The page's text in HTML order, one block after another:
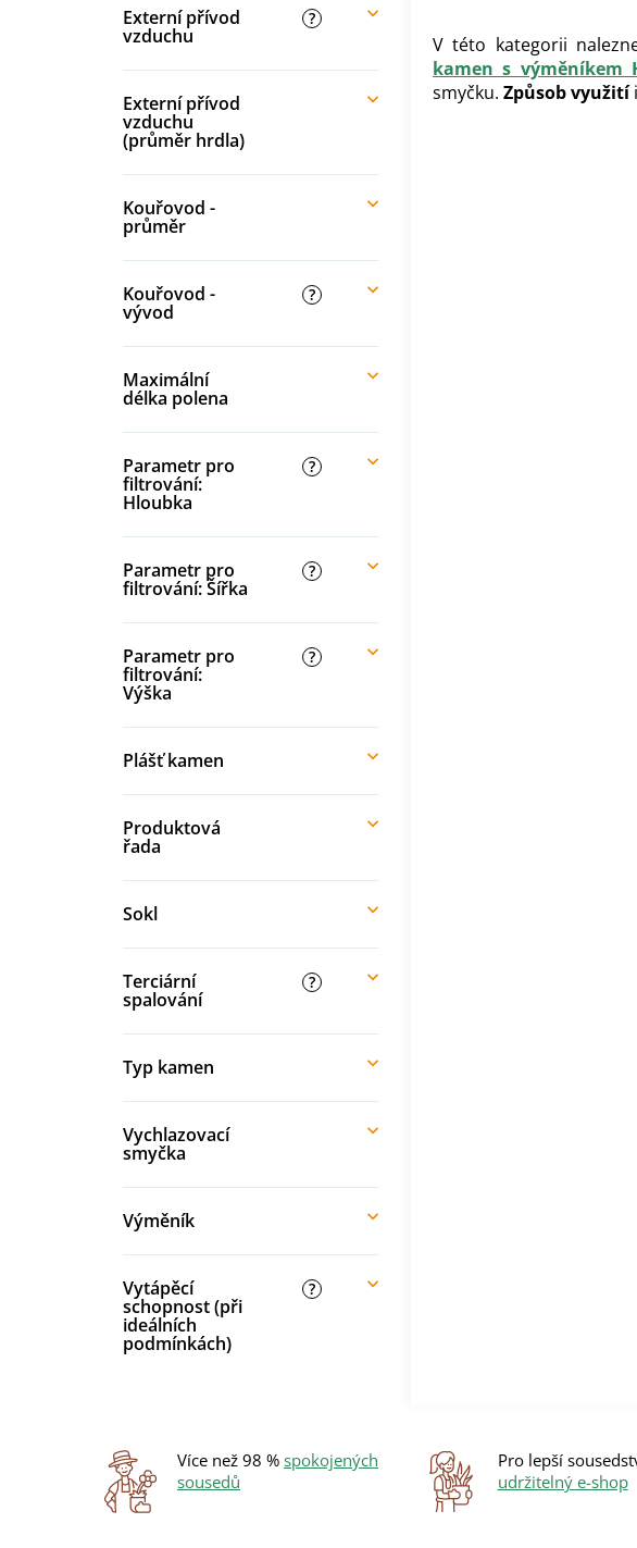
Externí přívod
vzduchu
?
Externí přívod
vzduchu
(průměr hrdla)
Kouřovod -
průměr
Kouřovod -
vývod
?
Maximální
délka polena
Parametr pro
filtrování:
Hloubka
?
Parametr pro
filtrování: Šířka
?
Parametr pro
filtrování:
Výška
?
Plášť kamen
Produktová
řada
Sokl
Terciární
spalování
?
Typ kamen
Vychlazovací
smyčka
Výměník
Vytápěcí
schopnost (při
ideálních
podmínkách)
?
V této kategorii
kamen s výměníkem
smyčku. Způsob využitíi
Více než 98 % spokojených
sousedů
Pro lepší
udržitelný e-shop